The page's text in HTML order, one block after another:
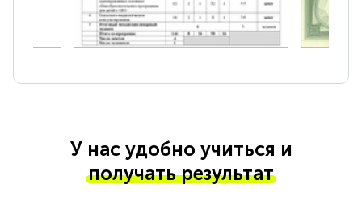
У нас удобно учиться и
получать результат